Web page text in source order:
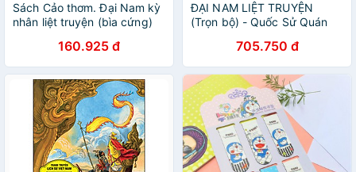
Sách Cảo thơm. Đại Nam kỳ
nhân liệt truyện (bìa cứng)
160.925 đ
ĐẠI NAM LIỆT TRUYỆN
(Trọn bộ) - Quốc Sử Quán
705.750 đ